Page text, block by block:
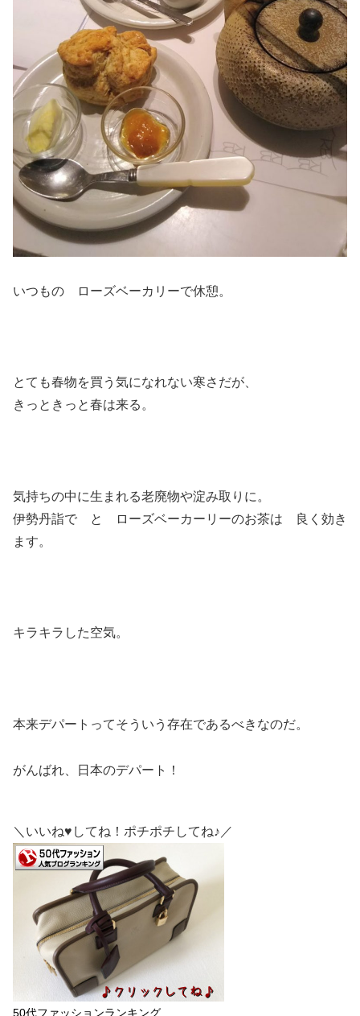
いつもの ローズベーカリーで休憩。
とても春物を買う気になれない寒さだが、
きっときっと春は来る。
気持ちの中に生まれる老廃物や淀み取りに。
伊勢丹詣で と ローズベーカーリーのお茶は 良く効き
ます。
キラキラした空気。
本来デパートってそういう存在であるべきなのだ。
がんばれ、日本のデパート！
＼いいね♥してね！ポチポチしてね♪／
50代ファッションランキング